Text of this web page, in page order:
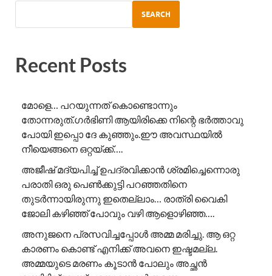
SEARCH
Recent Posts
മോളെ… പറയുന്നത് കൊണ്ടൊന്നും
തോന്നരുത്.ഗർഭിണി ആയിരിക്കെ നിന്റെ ഭർത്താവു
പോയി ഇപ്പൊ ദേ കുഞ്ഞും.ഈ അവസ്ഥയിൽ
നീയെങ്ങനെ ഒറ്റയ്ക്ക്….
അജീഷ് മദ്യപിച്ച് ഉപദ്രവിക്കാൻ ശ്രമിച്ചെന്നൊരു
പരാതി ഒരു പെൺക്കുട്ടി പറഞ്ഞതിനെ
തുടർന്നായിരുന്നു ഇതെല്ലാം… രാത്രി വൈകി
ജോലി കഴിഞ്ഞ് പോവും വഴി ആളൊഴിഞ്ഞ….
അനുജനെ പ്രസവിച്ചപ്പോൾ അമ്മ മരിച്ചു. ആ ഒറ്റ
കാരണം കൊണ്ട് എനിക്ക് അവനെ ഇഷ്ടമല്ല.
അമ്മയുടെ മരണം കൂടാൻ പോലും അച്ഛൻ